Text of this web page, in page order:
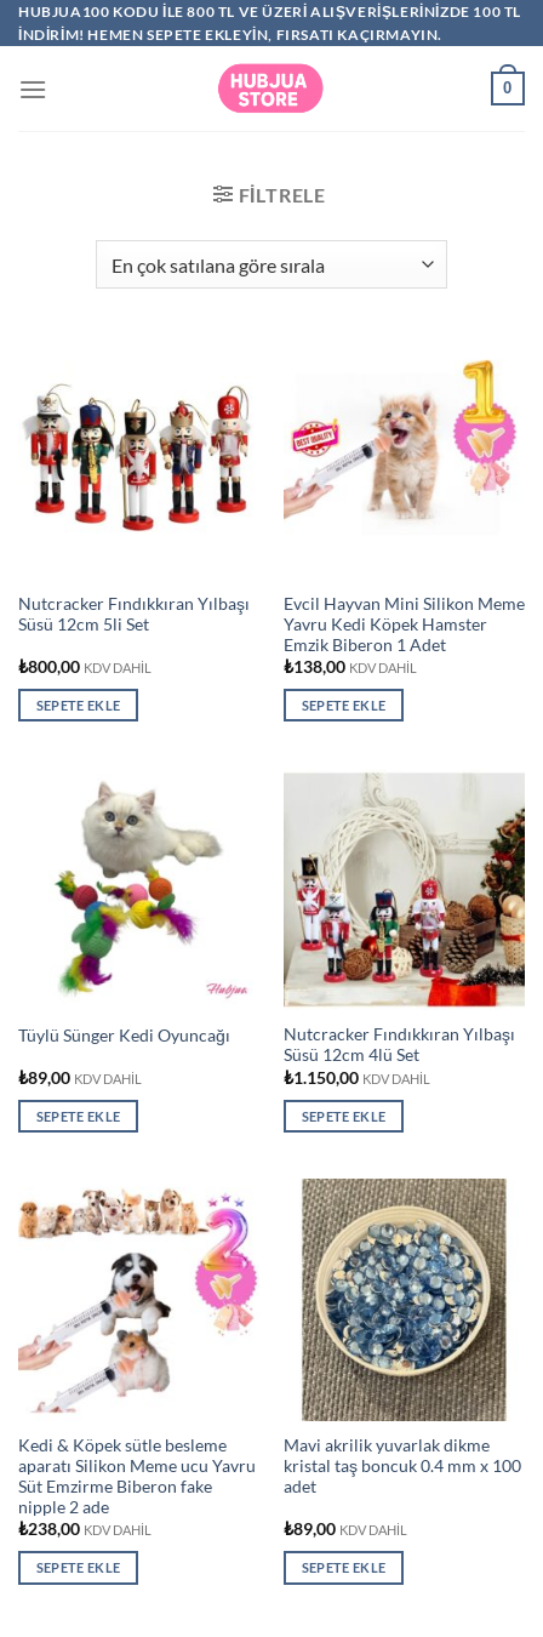
İçeriğe
atla
HUBJUA100 KODU ILE 800 TL VE ÜZERI ALIŞVERIŞLERINIZDE 100 TL
INDIRIM! HEMEN SEPETE EKLEYIN, FIRSATI KAÇIRMAYIN.
0
FILTRELE
Nutcracker Fındıkkıran Yılbaşı
Süsü 12cm 5li Set
₺800,00 KDV DAHİL
SEPETE EKLE
Evcil Hayvan Mini Silikon Meme
Yavru Kedi Köpek Hamster
Emzik Biberon 1 Adet
₺138,00 KDV DAHİL
SEPETE EKLE
Tüylü Sünger Kedi Oyuncağı
₺89,00 KDV DAHİL
SEPETE EKLE
Nutcracker Fındıkkıran Yılbaşı
Süsü 12cm 4lü Set
₺1.150,00 KDV DAHİL
SEPETE EKLE
Kedi & Köpek sütle besleme
aparatı Silikon Meme ucu Yavru
Süt Emzirme Biberon fake
nipple 2 ade
₺238,00 KDV DAHİL
SEPETE EKLE
Mavi akrilik yuvarlak dikme
kristal taş boncuk 0.4 mm x 100
adet
₺89,00 KDV DAHİL
SEPETE EKLE